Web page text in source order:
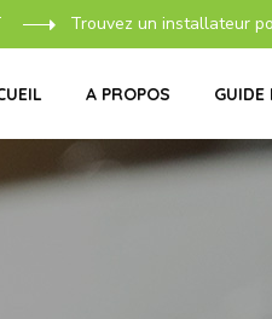
Trouvez un installateur
A PROPOS GUIDE